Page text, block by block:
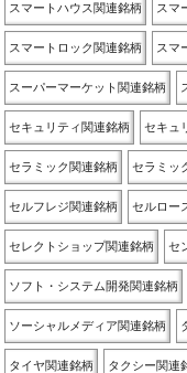
スマートハウス関連銘柄 スマ
スマートロック関連銘柄 スマ
スーパーマーケット関連銘柄
セキュリティ関連銘柄 セキュ
セラミック関連銘柄 セラミッ
セルフレジ関連銘柄 セルロー
セレクトショップ関連銘柄 セ
ソフト・システム開発関連銘柄
ソーシャルメディア関連銘柄
タイヤ関連銘柄 タクシー関連